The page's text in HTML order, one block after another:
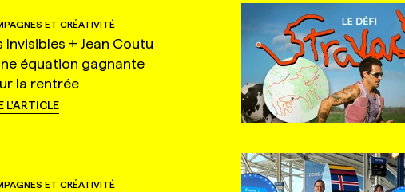
ET CRÉATIVITÉ
Invisibles + Jean Coutu
équation gagnante
la rentrée
L'ARTICLE
ET CRÉATIVITÉ